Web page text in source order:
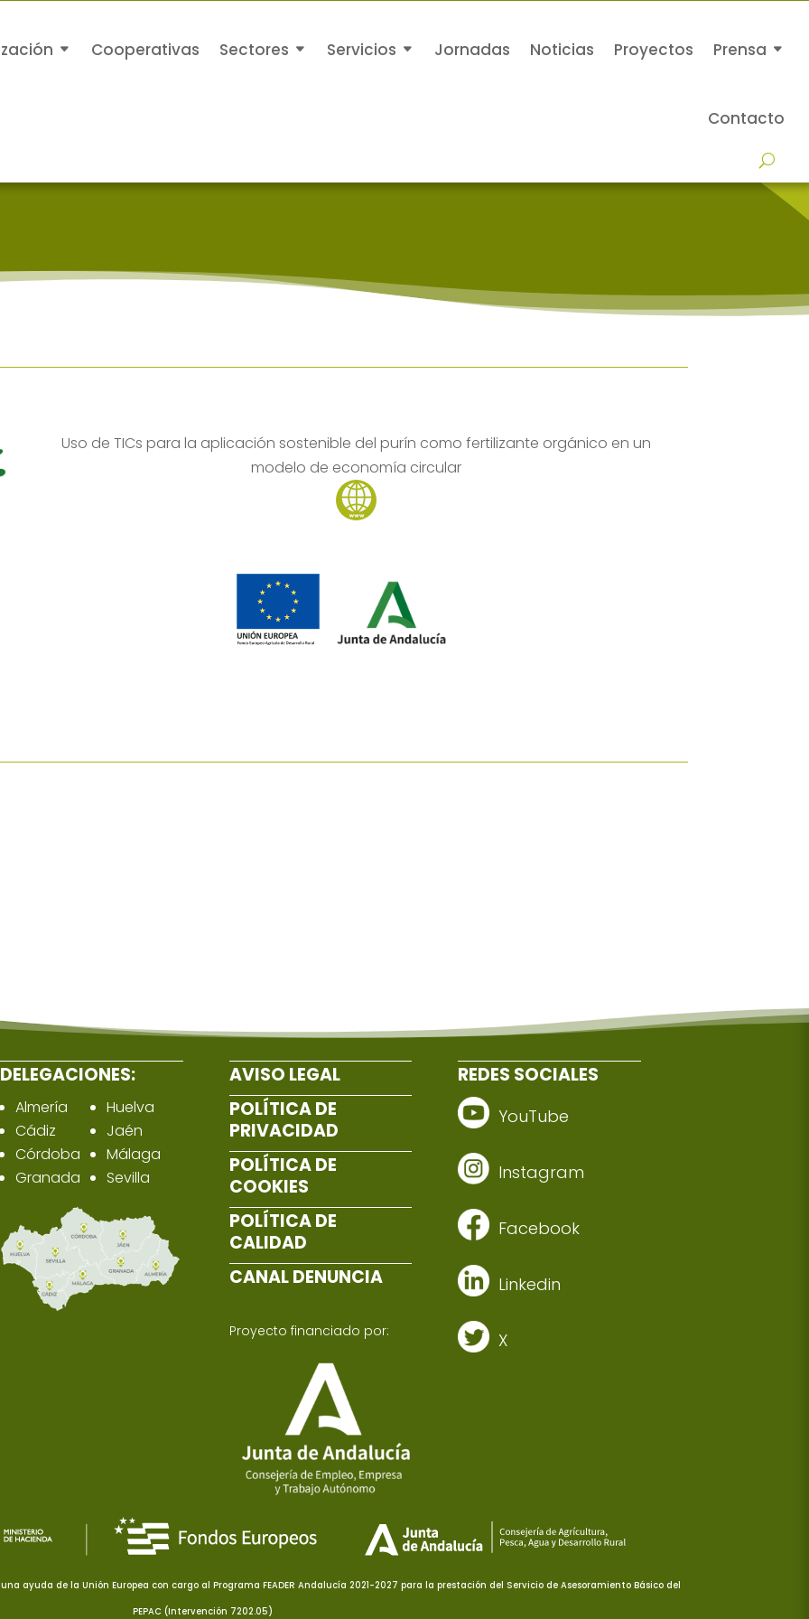
Cooperativas Sectores Servicios Jornadas Noticias Proyectos Prensa
Contacto
Uso de TICs para la aplicación sostenible del purín como fertilizante orgánico en un
modelo de economía circular
DELEGACIONES:
Almería
Cádiz
Córdoba
Granada
Huelva
Jaén
Málaga
Sevilla
AVISO LEGAL
POLÍTICA DE
PRIVACIDAD
POLÍTICA DE
COOKIES
POLÍTICA DE
CALIDAD
CANAL DENUNCIA
Proyecto financiado por:
REDES SOCIALES
YouTube
Instagram
Facebook
Linkedin
X
ayuda de la Unión Europea con cargo al Programa FEADER Andalucía 2021-2027 para la prestación del Servicio de Asesoramiento Básico del
PEPAC (Intervención 7202.05)